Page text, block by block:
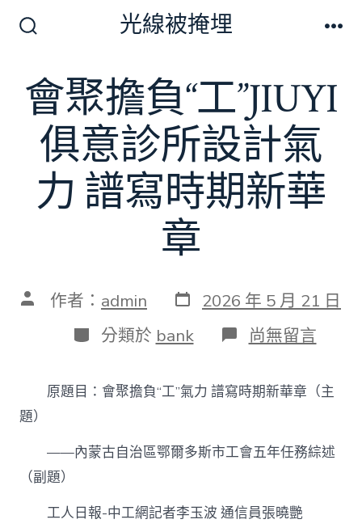
切
換
開
光線被掩埋
會聚擔負“工”JIUYI
俱意診所設計氣
力 譜寫時期新華
章
文 作者： admin 發
表
日
期
2026 年 5 月 21 日
分
類
分類於 bank 在
〈會
擔
負
俱
意
設
尚無留言
原題目：會聚擔負“工”氣力 譜寫時期新華章（主
題）
——內蒙古自治區鄂爾多斯市工會五年任務綜述
（副題）
工人日報-中工網記者李玉波 通信員張曉艷